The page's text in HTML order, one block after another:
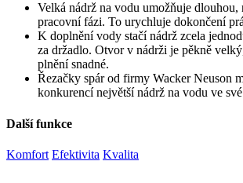
Velká nádrž na vodu umožňuje dlouhou,
pracovní fázi. To urychluje dokončení
K doplnění vody stačí nádrž zcela
za držadlo. Otvor v nádrži je pěkně
plnění snadné.
Řezačky spár od firmy Wacker Neuson
konkurencí největší nádrž na vodu ve
Další funkce
Komfort Efektivita Kvalita